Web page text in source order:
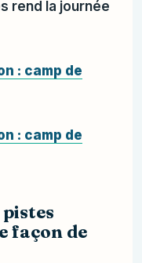
rend la journée
: camp de
: camp de
pistes
façon de